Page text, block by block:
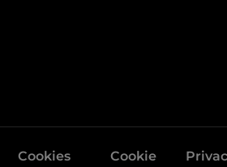
Cookies Cookie